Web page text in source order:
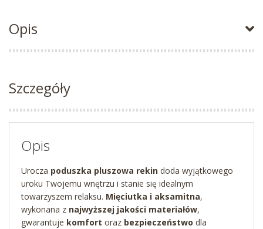
Opis
Szczegóły
Opis
Urocza poduszka pluszowa rekin doda wyjątkowego
uroku Twojemu wnętrzu i stanie się idealnym
towarzyszem relaksu. Mięciutka i aksamitna,
wykonana z najwyższej jakości materiałów,
gwarantuje komfort oraz bezpieczeństwo dla